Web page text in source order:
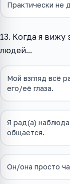
Практически не
13. Когда я вижу
людей...
Мой взгляд всё
его/её глаза.
Я рад(а)
общается.
Он/она просто